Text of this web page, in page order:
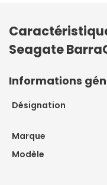
Seagate
Informations
Désignation
Marque
Modèle